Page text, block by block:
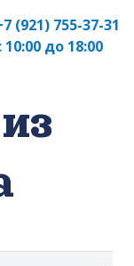
(921) 755-37-31
10:00 до 18:00